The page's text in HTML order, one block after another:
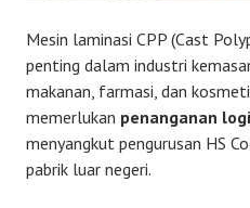
Mesin laminasi CPP (Cast
penting dalam industri
makanan, farmasi, dan
memerlukan penanganan
menyangkut pengurusan HS
pabrik luar negeri.